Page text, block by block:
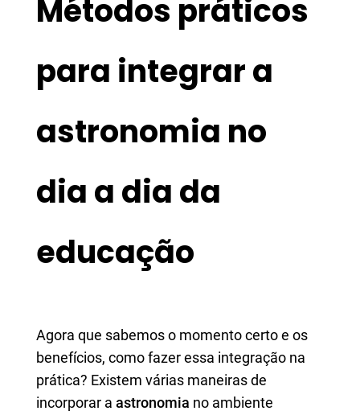
Métodos práticos
para integrar a
astronomia no
dia a dia da
educação
Agora que sabemos o momento certo e os
benefícios, como fazer essa integração na
prática? Existem várias maneiras de
incorporar a astronomia no ambiente